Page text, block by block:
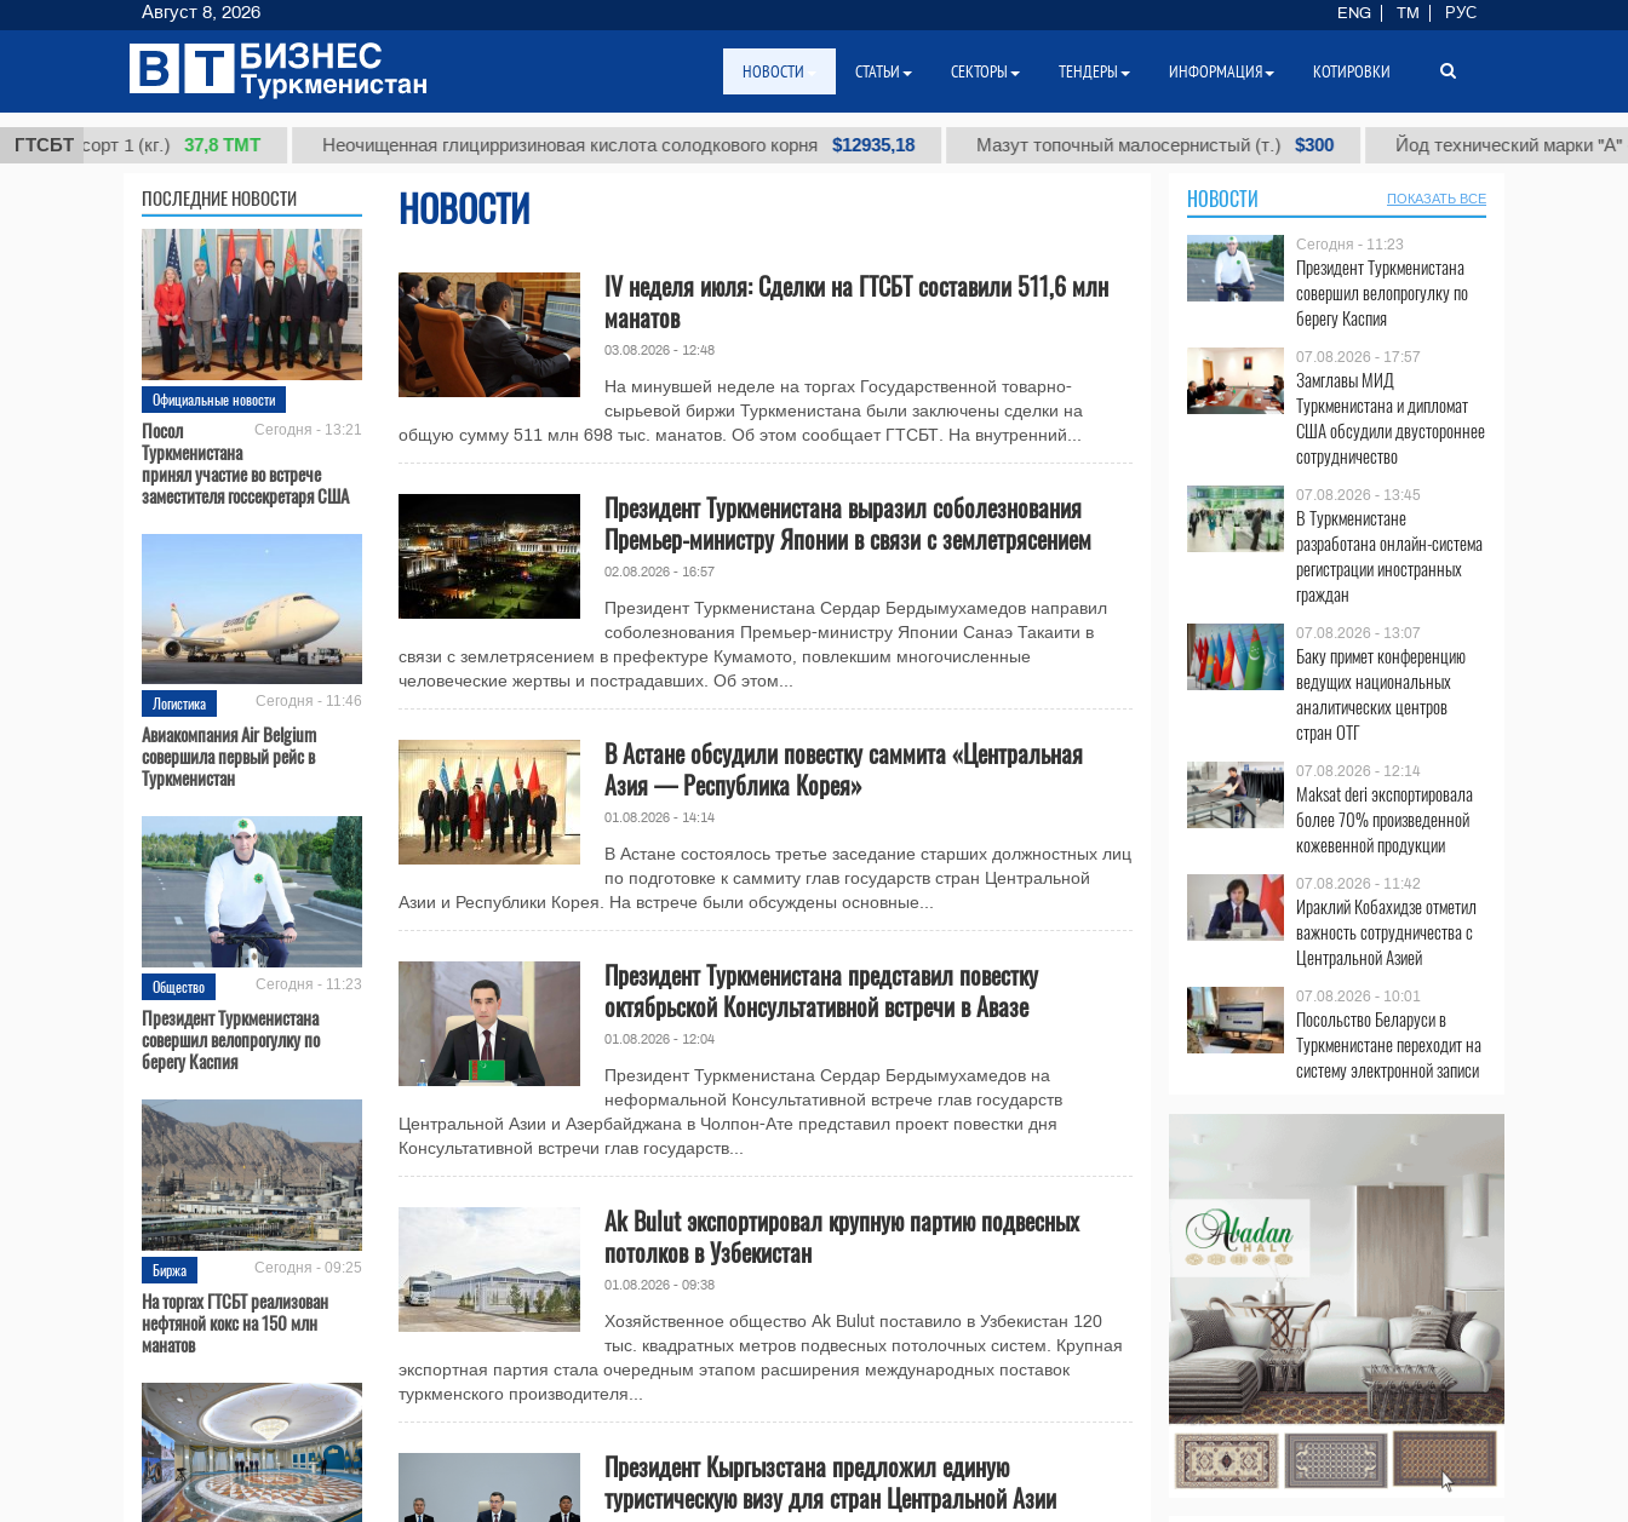
ГТСБТ
сорт 1 (кг.) 37,8 ТМТ Неочищенная глицирризиновая кислота солодкового корня $12935,18 Мазут топочный малосернистый (т.) $300 Йод технический марки "А" (т.)
ПОСЛЕДНИЕ НОВОСТИ
Официальные новости
Сегодня - 13:21
Посол
Туркменистана
принял участие во встрече
заместителя госсекретаря США
Логистика Сегодня - 11:46
Авиакомпания Air Belgium
совершила первый рейс в
Туркменистан
Общество Сегодня - 11:23
Президент Туркменистана
совершил велопрогулку по
берегу Каспия
Биржа Сегодня - 09:25
На торгах ГТСБТ реализован
нефтяной кокс на 150 млн
манатов
НОВОСТИ
IV неделя июля: Сделки на ГТСБТ составили 511,6 млн
манатов
03.08.2026 - 12:48
На минувшей неделе на торгах Государственной товарно-
сырьевой биржи Туркменистана были заключены сделки на
общую сумму 511 млн 698 тыс. манатов. Об этом сообщает ГТСБТ. На внутренний...
Президент Туркменистана выразил соболезнования
Премьер-министру Японии в связи с землетрясением
02.08.2026 - 16:57
Президент Туркменистана Сердар Бердымухамедов направил
соболезнования Премьер-министру Японии Санаэ Такаити в
связи с землетрясением в префектуре Кумамото, повлекшим многочисленные
человеческие жертвы и пострадавших. Об этом...
В Астане обсудили повестку саммита «Центральная
Азия — Республика Корея»
01.08.2026 - 14:14
В Астане состоялось третье заседание старших должностных лиц
по подготовке к саммиту глав государств стран Центральной
Азии и Республики Корея. На встрече были обсуждены основные...
Президент Туркменистана представил повестку
октябрьской Консультативной встречи в Авазе
01.08.2026 - 12:04
Президент Туркменистана Сердар Бердымухамедов на
неформальной Консультативной встрече глав государств
Центральной Азии и Азербайджана в Чолпон-Ате представил проект повестки дня
Консультативной встречи глав государств...
Ak Bulut экспортировал крупную партию подвесных
потолков в Узбекистан
01.08.2026 - 09:38
Хозяйственное общество Ak Bulut поставило в Узбекистан 120
тыс. квадратных метров подвесных потолочных систем. Крупная
экспортная партия стала очередным этапом расширения международных поставок
туркменского производителя...
Президент Кыргызстана предложил единую
туристическую визу для стран Центральной Азии
НОВОСТИ ПОКАЗАТЬ ВСЕ
Сегодня - 11:23
Президент Туркменистана
совершил велопрогулку по
берегу Каспия
07.08.2026 - 17:57
Замглавы МИД
Туркменистана и дипломат
США обсудили двустороннее
сотрудничество
07.08.2026 - 13:45
В Туркменистане
разработана онлайн-система
регистрации иностранных
граждан
07.08.2026 - 13:07
Баку примет конференцию
ведущих национальных
аналитических центров
стран ОТГ
07.08.2026 - 12:14
Maksat deri экспортировала
более 70% произведенной
кожевенной продукции
07.08.2026 - 11:42
Ираклий Кобахидзе отметил
важность сотрудничества с
Центральной Азией
07.08.2026 - 10:01
Посольство Беларуси в
Туркменистане переходит на
систему электронной записи
Август 8, 2026 ENG TM РУС
НОВОСТИ СТАТЬИ СЕКТОРЫ ТЕНДЕРЫ ИНФОРМАЦИЯ КОТИРОВКИ